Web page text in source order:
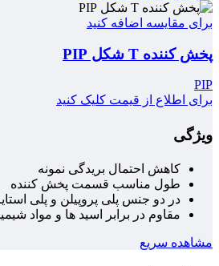
برای مقایسه اضافه کنید
پخش کننده T شکل PIP
PIP
برای اطلاع از قیمت کلیک کنید
ویژگی
کاهش احتمال بریدگی نمونه
طول مناسب قسمت پخش کننده
در دو جنس پلی پروپیلن و پلی
مقاوم در برابر اسید ها و مواد
مشاهده سریع